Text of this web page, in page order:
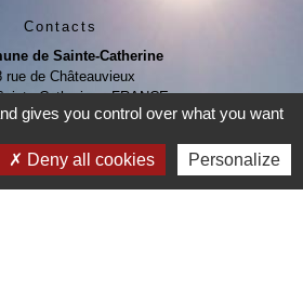
Contacts
de Sainte-Catherine
rue de Châteauvieux
Catherine - FRANCE
+33 4 78 81 80 10
par formulaire
gives you control over what you want
Deny all cookies Personalize